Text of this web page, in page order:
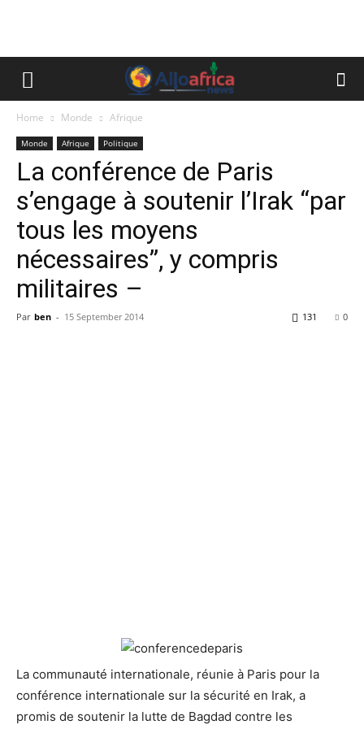
Home Monde Afrique
Monde Afrique Politique
La conférence de Paris
s’engage à soutenir l’Irak “par
tous les moyens
nécessaires”, y compris
militaires –
Par ben - 15 September 2014 0
131
La communauté internationale, réunie à Paris pour la
conférence internationale sur la sécurité en Irak, a
promis de soutenir la lutte de Bagdad contre les